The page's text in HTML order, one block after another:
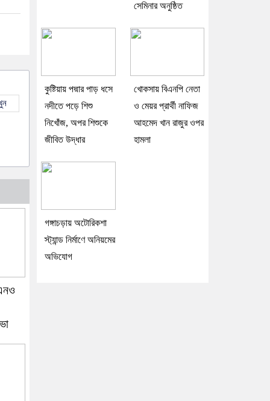
সেমিনার অনুষ্ঠিত
কুষ্টিয়ায় পদ্মার পাড় ধসে
নদীতে পড়ে শিশু
নিখোঁজ, অপর শিশুকে
জীবিত উদ্ধার
খোকসায় বিএনপি নেতা
ও মেয়র প্রার্থী নাফিজ
আহমেদ খান রাজুর ওপর
হামলা
গঙ্গাচড়ায় অটোরিকশা
স্ট্যান্ড নির্মাণে অনিয়মের
অভিযোগ